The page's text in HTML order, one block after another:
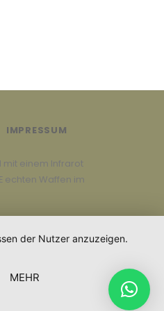
IMPRESSUM
mit einem Infrarot
echten Waffen im
der Nutzer anzuzeigen.
MEHR